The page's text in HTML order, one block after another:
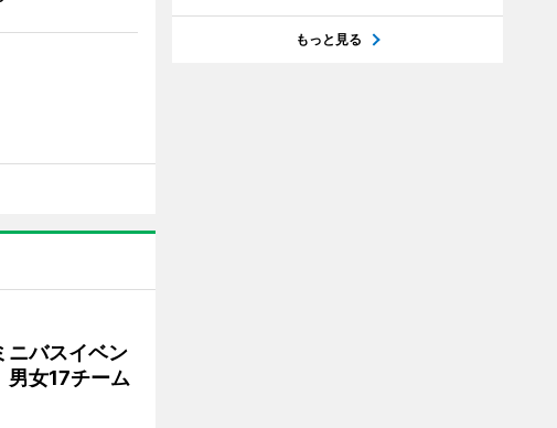
ニバスイベン
女17チーム
もっと見る